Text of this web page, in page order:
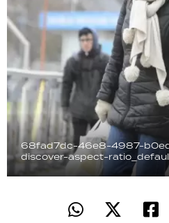
68fad7dc-46e8-4987-
discover-aspect-
RECETAS
PALABRAS
HORÓSCOPO
Seguinos